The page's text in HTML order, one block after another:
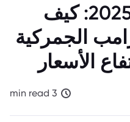
الذهب يتألق في 2025: كيف
الجمركية
الأسعار
3 min read